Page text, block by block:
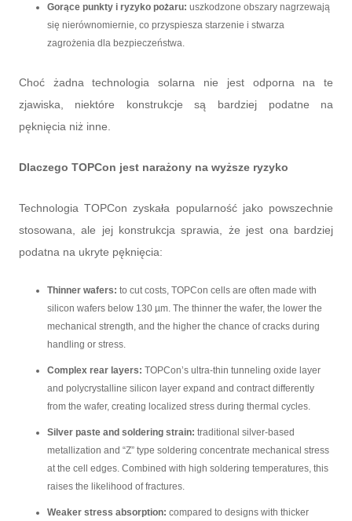
Gorące punkty i ryzyko pożaru: uszkodzone obszary nagrzewają
się nierównomiernie, co przyspiesza starzenie i stwarza
zagrożenia dla bezpieczeństwa.
Choć żadna technologia solarna nie jest odporna na te
zjawiska, niektóre konstrukcje są bardziej podatne na
pęknięcia niż inne.
Dlaczego TOPCon jest narażony na wyższe ryzyko
Technologia TOPCon zyskała popularność jako powszechnie
stosowana, ale jej konstrukcja sprawia, że ​​jest ona bardziej
podatna na ukryte pęknięcia:
Thinner wafers: to cut costs, TOPCon cells are often made with
silicon wafers below 130 µm. The thinner the wafer, the lower the
mechanical strength, and the higher the chance of cracks during
handling or stress.
Complex rear layers: TOPCon’s ultra-thin tunneling oxide layer
and polycrystalline silicon layer expand and contract differently
from the wafer, creating localized stress during thermal cycles.
Silver paste and soldering strain: traditional silver-based
metallization and “Z” type soldering concentrate mechanical stress
at the cell edges. Combined with high soldering temperatures, this
raises the likelihood of fractures.
Weaker stress absorption: compared to designs with thicker